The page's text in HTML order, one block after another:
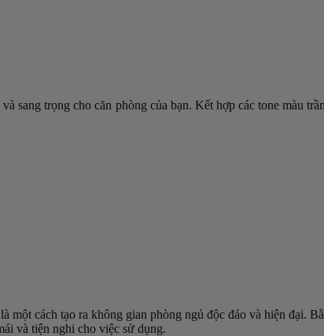
sang trọng cho căn phòng của bạn. Kết hợp các tone màu
cách tạo ra không gian phòng ngủ độc đáo và hiện đại.
và tiện nghi cho việc sử dụng.